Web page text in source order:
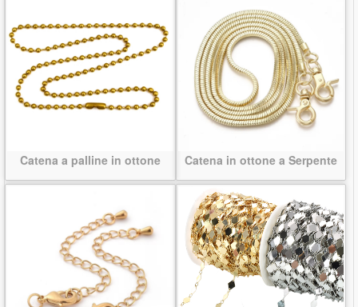
Catena a palline in ottone Catena in ottone a Serpente